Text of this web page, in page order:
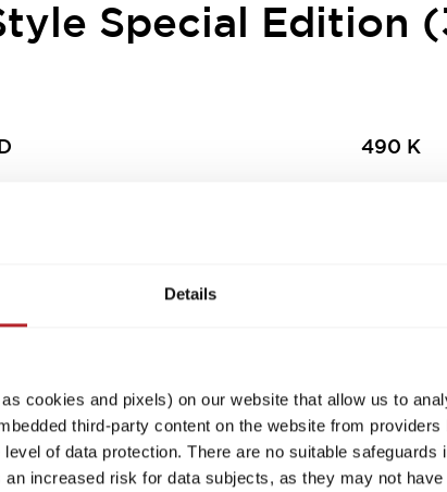
Details
cookies and pixels) on our website that allow us to
third-party content on the website from
of data protection. There are no suitable safeguards
increased risk for data subjects, as they may not
Special Edition
/ max.
490 K
standaard